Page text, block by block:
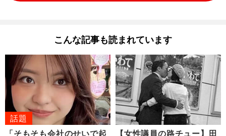
こんな記事も読まれています
話題
「そもそも会社のせいで起
【女性議員の路チュー】田